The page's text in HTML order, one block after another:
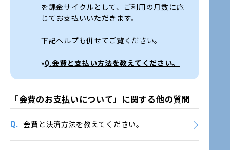
を課金サイクルとして、ご利用の月数に応
じてお支払いいただきます。
下記ヘルプも併せてご覧ください。
»Q.会費と支払い方法を教えてください。
「会費のお支払いについて」に関する他の質問
Q. 会費と決済方法を教えてください。